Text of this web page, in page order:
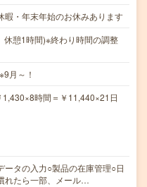
・年末年始のお休みあります
憩1時間)※終わり時間の調整
月～！
時間＝￥11,440×21日
ータの入力○製品の在庫管理○日
れたら一部、メール…